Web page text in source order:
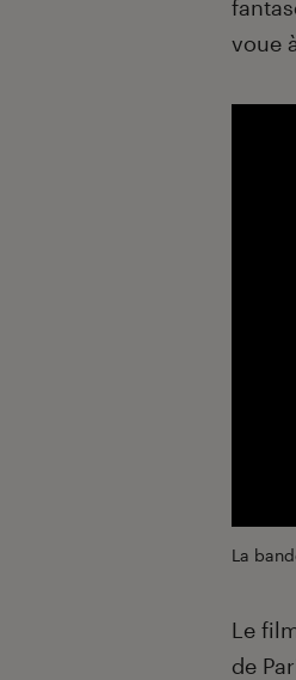
voue
La
Le
de